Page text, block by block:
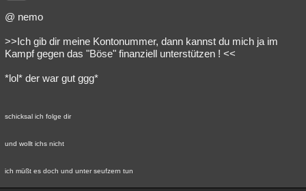
@ nemo
>>Ich gib dir meine Kontonummer, dann kannst du mich ja im
Kampf gegen das "Böse" finanziell unterstützen ! <<
*lol* der war gut ggg*
schicksal ich folge dir
und wollt ichs nicht
ich müßt es doch und unter seufzern tun